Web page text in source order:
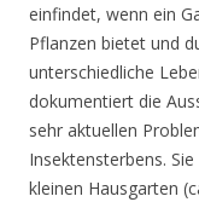
einfindet, wenn ein
Pflanzen bietet und
unterschiedliche
dokumentiert die
sehr aktuellen
Insektensterbens.
kleinen Hausgarten